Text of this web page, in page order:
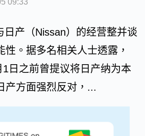
09:33
日产（Nissan）的经营整并谈
性。据多名相关人士透露，
日之前曾提议将日产纳为本
产方面强烈反对，...